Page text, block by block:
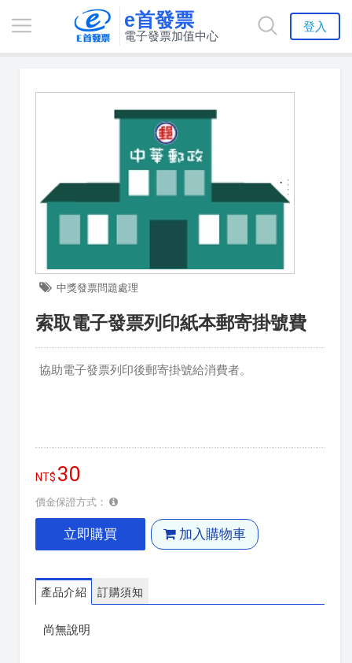
e首發票
電子發票加值中心
登入
中獎發票問題處理
索取電子發票列印紙本郵寄掛號費
協助電子發票列印後郵寄掛號給消費者。
30
價金保證方式：
立即購買 加入購物車
產品介紹 訂購須知
尚無說明